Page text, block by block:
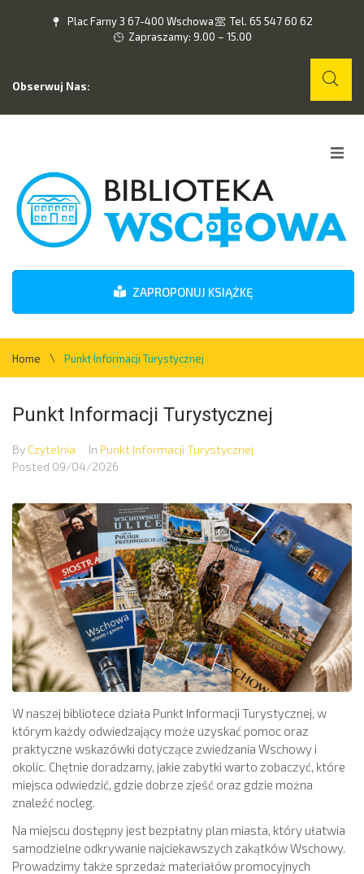
Plac Farny 3 67-400 Wschowa
Tel. 65 547 60 62
Zapraszamy: 9.00 – 15.00
Obserwuj Nas:
O nas
Wydarzenia
Kontakt
ZAPROPONUJ KSIĄŻKĘ
Home \ Punkt Informacji Turystycznej
Punkt Informacji Turystycznej
By Czytelnia In Punkt Informacji Turystycznej
Posted 09/04/2026
W naszej bibliotece działa Punkt Informacji Turystycznej, w
którym każdy odwiedzający może uzyskać pomoc oraz
praktyczne wskazówki dotyczące zwiedzania Wschowy i
okolic. Chętnie doradzamy, jakie zabytki warto zobaczyć, które
miejsca odwiedzić, gdzie dobrze zjeść oraz gdzie można
znaleźć nocleg.
Na miejscu dostępny jest bezpłatny plan miasta, który ułatwia
samodzielne odkrywanie najciekawszych zakątków Wschowy.
Prowadzimy także sprzedaż materiałów promocyjnych